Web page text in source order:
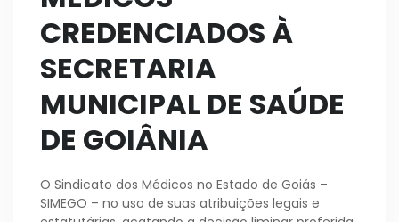
CREDENCIADOS À
SECRETARIA
MUNICIPAL DE SAÚDE
DE GOIÂNIA
O Sindicato dos Médicos no Estado de Goiás –
SIMEGO – no uso de suas atribuições legais e